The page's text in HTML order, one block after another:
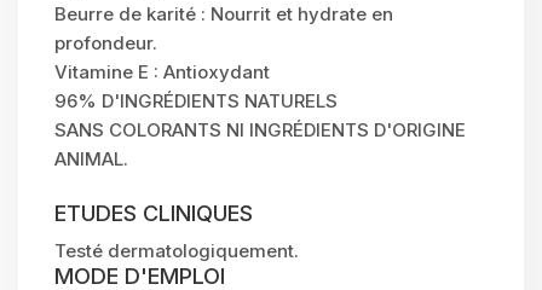
Beurre de karité : Nourrit et hydrate en
profondeur.
Vitamine E : Antioxydant
96% D'INGRÉDIENTS NATURELS
SANS COLORANTS NI INGRÉDIENTS D'ORIGINE
ANIMAL.
ETUDES CLINIQUES
Testé dermatologiquement.
MODE D'EMPLOI